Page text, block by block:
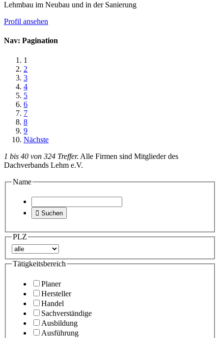
Lehmbau im Neubau und in der Sanierung
Profil ansehen
Nav: Pagination
1
2
3
4
5
6
7
8
9
Nächste
1 bis 40 von 324 Treffer. Alle Firmen sind Mitglieder des
Dachverbands Lehm e.V.
Name
 Suchen
PLZ
Tätigkeitsbereich
Planer
Hersteller
Handel
Sachverständige
Ausbildung
Ausführung